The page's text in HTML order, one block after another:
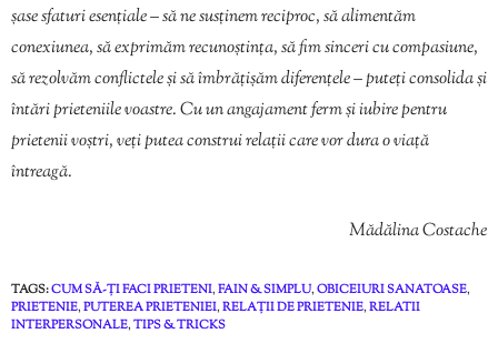
șase sfaturi esențiale – să ne susținem reciproc, să alimentăm
conexiunea, să exprimăm recunoștința, să fim sinceri cu compasiune,
să rezolvăm conflictele și să îmbrățișăm diferențele – puteți consolida și
întări prieteniile voastre. Cu un angajament ferm și iubire pentru
prietenii voștri, veți putea construi relații care vor dura o viață
întreagă.
Mădălina Costache
TAGS:CUM SĂ-ȚI FACI PRIETENI,FAIN & SIMPLU,OBICEIURI SANATOASE,
PRIETENIE,PUTEREA PRIETENIEI,RELAȚII DE PRIETENIE,RELATII
INTERPERSONALE,TIPS & TRICKS